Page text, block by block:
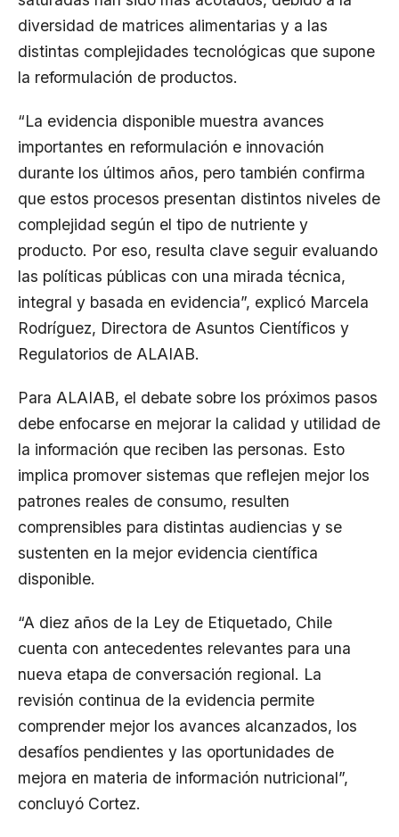
diversidad de matrices alimentarias y a las
distintas complejidades tecnológicas que supone
la reformulación de productos.
“La evidencia disponible muestra avances
importantes en reformulación e innovación
durante los últimos años, pero también confirma
que estos procesos presentan distintos niveles de
complejidad según el tipo de nutriente y
producto. Por eso, resulta clave seguir evaluando
las políticas públicas con una mirada técnica,
integral y basada en evidencia”, explicó Marcela
Rodríguez, Directora de Asuntos Científicos y
Regulatorios de ALAIAB.
Para ALAIAB, el debate sobre los próximos pasos
debe enfocarse en mejorar la calidad y utilidad de
la información que reciben las personas. Esto
implica promover sistemas que reflejen mejor los
patrones reales de consumo, resulten
comprensibles para distintas audiencias y se
sustenten en la mejor evidencia científica
disponible.
“A diez años de la Ley de Etiquetado, Chile
cuenta con antecedentes relevantes para una
nueva etapa de conversación regional. La
revisión continua de la evidencia permite
comprender mejor los avances alcanzados, los
desafíos pendientes y las oportunidades de
mejora en materia de información nutricional”,
concluyó Cortez.